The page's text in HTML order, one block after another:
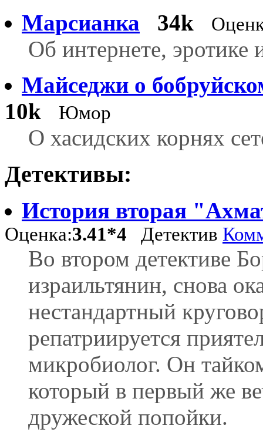
Марсианка
34k
Об интернете, эротике
Майседжи о
10k
Юмор
О хасидских корнях
Детективы:
История вторая
Оценка:3.41*4 Детектив
Во втором детективе
израильтянин, снова
нестандартный
репатриируется
микробиолог. Он
который в первый же
дружеской попойки.